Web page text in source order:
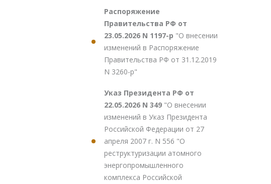
Распоряжение
Правительства РФ от
23.05.2026 N 1197-р "О внесении
изменений в Распоряжение
Правительства РФ от 31.12.2019
N 3260-р"
Указ Президента РФ от
22.05.2026 N 349 "О внесении
изменений в Указ Президента
Российской Федерации от 27
апреля 2007 г. N 556 "О
реструктуризации атомного
энергопромышленного
комплекса Российской